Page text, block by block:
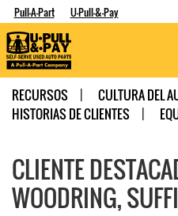
Pull-A-Part U-Pull-&-Pay
RECURSOS
CULTURA DEL
HISTORIAS DE CLIENTES
CLIENTE
WOODRING,